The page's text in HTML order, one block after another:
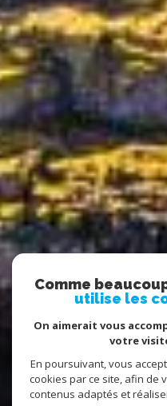
Comme
utilise les
On aimerait vous
votre
En poursuivant, vous
cookies par ce site, afin de
contenus adaptés et